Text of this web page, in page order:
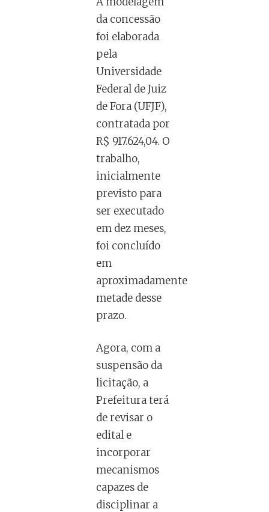
da concessão
foi elaborada
pela
Universidade
Federal de Juiz
de Fora (UFJF),
contratada por
R$ 917.624,04. O
trabalho,
inicialmente
previsto para
ser executado
em dez meses,
foi concluído
em
aproximadamente
metade desse
prazo.
Agora, com a
suspensão da
licitação, a
Prefeitura terá
de revisar o
edital e
incorporar
mecanismos
capazes de
disciplinar a